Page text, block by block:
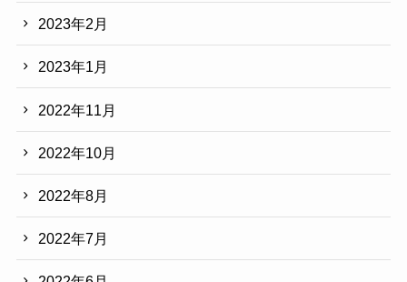
2023年2月
2023年1月
2022年11月
2022年10月
2022年8月
2022年7月